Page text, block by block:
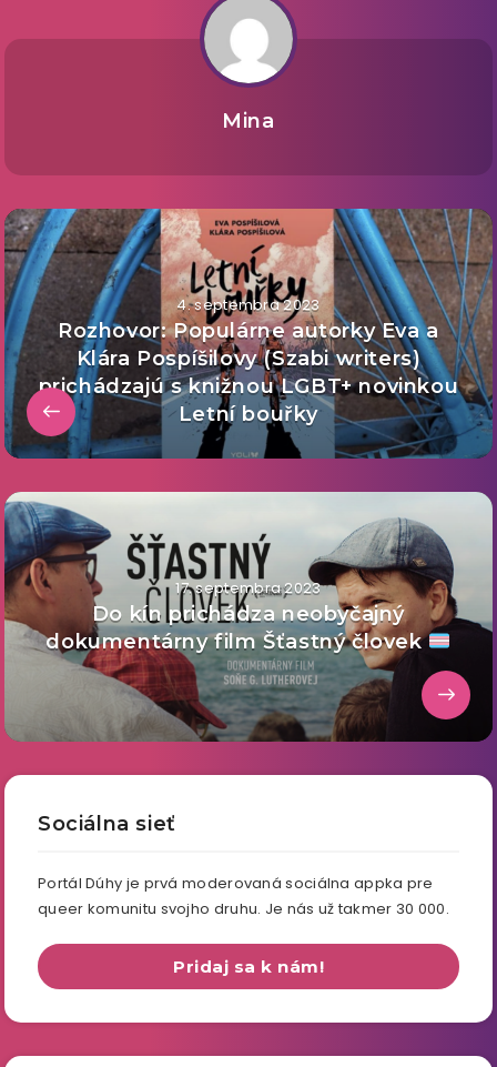
Mina
4. septembra 2023
Rozhovor: Populárne autorky Eva a
Klára Pospíšilovy (Szabi writers)
prichádzajú s knižnou LGBT+ novinkou
Letní bouřky
17. septembra 2023
Do kín prichádza neobyčajný
dokumentárny film Šťastný človek
Sociálna sieť
Portál Dúhy je prvá moderovaná sociálna appka pre
queer komunitu svojho druhu. Je nás už takmer 30 000.
Pridaj sa k nám!